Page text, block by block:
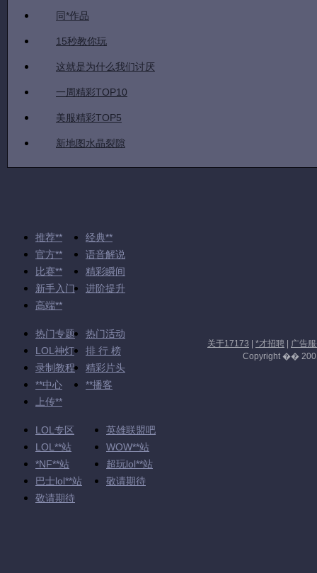
同*作品
15秒教你玩
这就是为什么我们讨厌
一周精彩TOP10
美服精彩TOP5
新地图水晶裂隙
推荐**
经典**
官方**
语音解说
比赛**
精彩瞬间
新手入门
进阶提升
高端**
热门专题
热门活动
LOL神灯
排 行 榜
录制教程
精彩片头
**中心
**播客
上传**
LOL专区
英雄联盟吧
LOL**站
WOW**站
*NF**站
超玩lol**站
巴士lol**站
敬请期待
敬请期待
关于17173 | *才招聘 | 广告
Copyright ��